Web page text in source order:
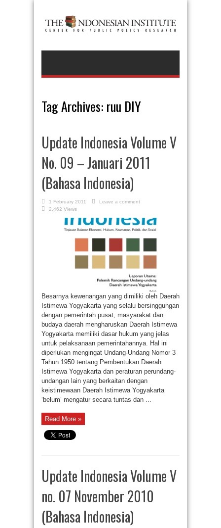
Tag Archives: ruu DIY
Update Indonesia Volume V
No. 09 – Januari 2011
(Bahasa Indonesia)
1 February 2011
Leave a comment
2,462 Views
Besarnya kewenangan yang dimiliki oleh Daerah
Istimewa Yogyakarta yang selalu bersinggungan
dengan pemerintah pusat, masyarakat dan
budaya daerah mengharuskan Daerah Istimewa
Yogyakarta memiliki dasar hukum yang jelas
untuk pelaksanaan pemerintahannya. Hal ini
diperlukan mengingat Undang-Undang Nomor 3
Tahun 1950 tentang Pembentukan Daerah
Istimewa Yogyakarta dan peraturan perundang-
undangan lain yang berkaitan dengan
keistimewaan Daerah Istimewa Yogyakarta
‘belum’ mengatur secara tuntas dan ...
Read More »
Update Indonesia Volume V
no. 07 November 2010
(Bahasa Indonesia)